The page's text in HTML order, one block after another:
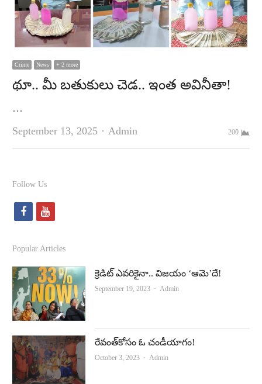
Crime News + 2 more
థూ.. మీ బతుకులు చెడ.. ఇంత అవినీతా!
…
September 13, 2025
Author
Admin 200
Follow Us
f
c
e
b
o
o
k
y
u
t
u
b
e
Popular Articles
క్రెడిట్‌ ఎవరికైనా.. విజయం ‘ఆమె’దే!
September 19, 2023 Author
Admin
రేవంత్‌కోసం ఓ చండీయాగం!
October 3, 2023 Author
Admin